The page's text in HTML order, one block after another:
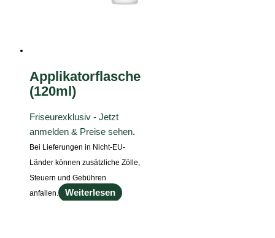
Applikatorflasche
(120ml)
Friseurexklusiv - Jetzt
anmelden & Preise sehen.
Bei Lieferungen in Nicht-EU-
Länder können zusätzliche Zölle,
Steuern und Gebühren
anfallen.
Weiterlesen